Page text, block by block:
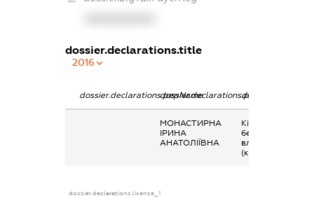
dossier.declarations.title
2016
dossier.declarations.pepNamedossier.declarations.personName
МОНАСТИРНА
ІРИНА
АНАТОЛІЇВНА
Кінцевий
бенефіціарний
власник
(контролер)
dossier.declarations.license_1